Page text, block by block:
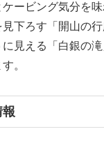
ービング気分を
下ろす「開山の
見える「白銀の
。